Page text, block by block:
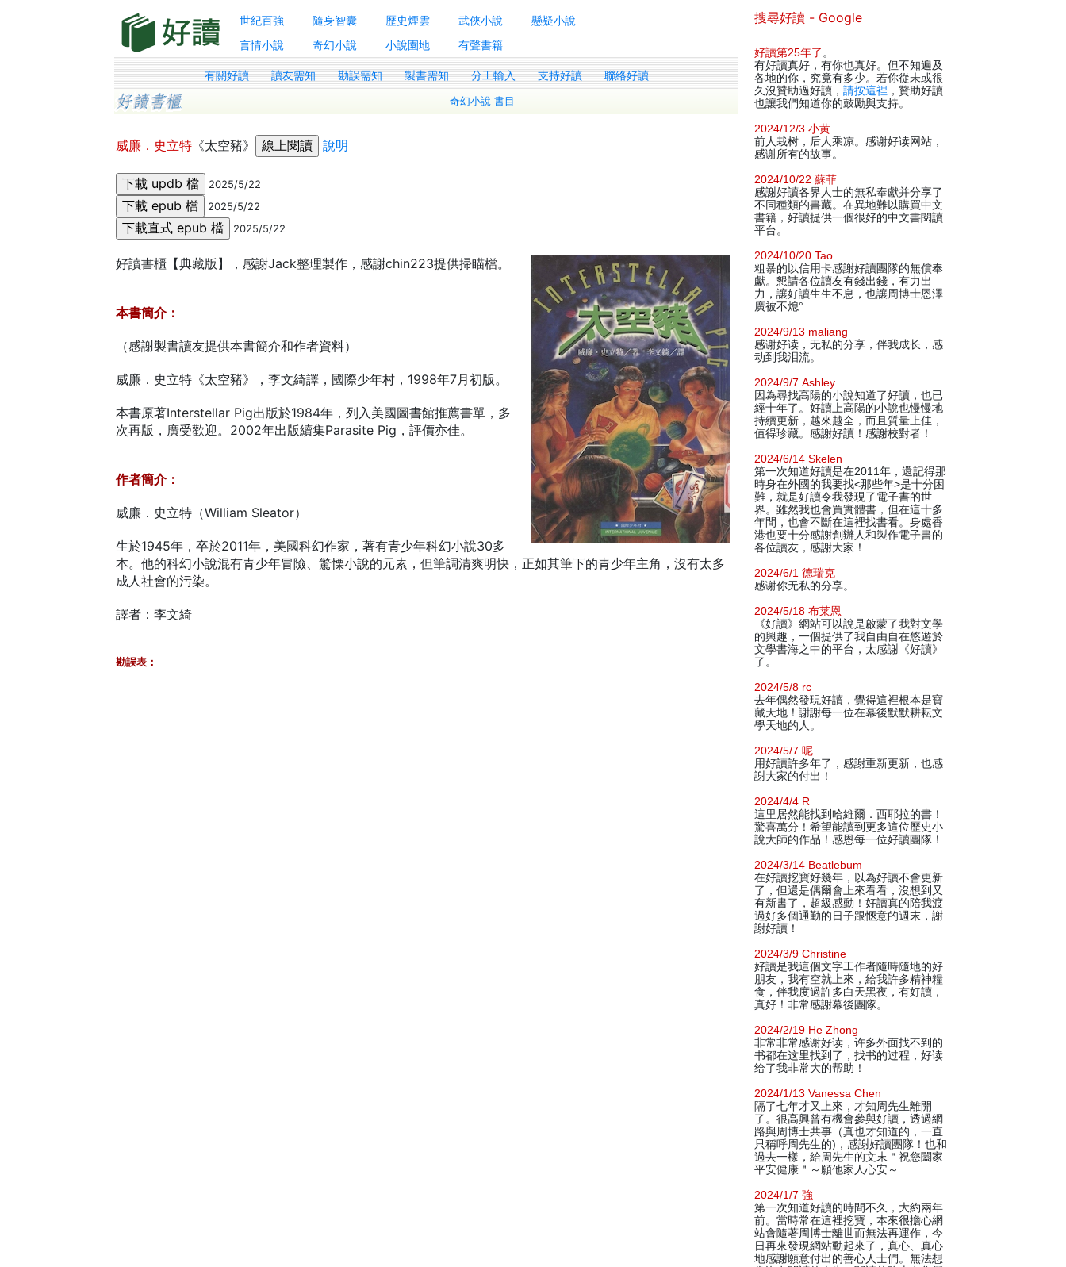
世紀百強 隨身智囊 歷史煙雲 武俠小說
懸疑小說
言情小說
奇幻小說 小說園地 有聲書籍
有關好讀 讀友需知 勘誤需知 製書需知 分工輸入 支持好讀 聯絡好讀
奇幻小說 書目
威廉．史立特 《太空豬》 說明
2025/5/22
2025/5/22
2025/5/22
好讀書櫃【典藏版】，感謝Jack整理製作，感謝chin223提供掃瞄檔。
本書簡介：
（感謝製書讀友提供本書簡介和作者資料）
威廉．史立特《太空豬》，李文綺譯，國際少年村，1998年7月初版。
本書原著Interstellar Pig出版於1984年，列入美國圖書館推薦書單，多
次再版，廣受歡迎。2002年出版續集Parasite Pig，評價亦佳。
作者簡介：
威廉．史立特（William Sleator）
生於1945年，卒於2011年，美國科幻作家，著有青少年科幻小說30多
本。他的科幻小說混有青少年冒險、驚慄小說的元素，但筆調清爽明快，正如其筆下的青少年主角，沒有太多
成人社會的污染。
譯者：李文綺
勘誤表：
搜尋好讀 - Google
好讀第25年了 。
有好讀真好，有你也真好。但不知遍及
各地的你，究竟有多少。若你從未或很
久沒贊助過好讀， 請按這裡 ，贊助好讀
也讓我們知道你的鼓勵與支持。
2024/12/3 小黄
前人栽树，后人乘凉。感谢好读网站，
感谢所有的故事。
2024/10/22 蘇菲
感謝好讀各界人士的無私奉獻并分享了
不同種類的書藏。在異地難以購買中文
書籍，好讀提供一個很好的中文書閱讀
平台。
2024/10/20 Tao
粗暴的以信用卡感謝好讀團隊的無償奉
獻。懇請各位讀友有錢出錢，有力出
力，讓好讀生生不息，也讓周博士恩澤
廣被不熄°
2024/9/13 maliang
感谢好读，无私的分享，伴我成长，感
动到我泪流。
2024/9/7 Ashley
因為尋找高陽的小說知道了好讀，也已
經十年了。好讀上高陽的小說也慢慢地
持續更新，越來越全，而且質量上佳，
值得珍藏。感謝好讀！感謝校對者！
2024/6/14 Skelen
第一次知道好讀是在2011年，還記得那
時身在外國的我要找<那些年>是十分困
難，就是好讀令我發現了電子書的世
界。雖然我也會買實體書，但在這十多
年間，也會不斷在這裡找書看。身處香
港也要十分感謝創辦人和製作電子書的
各位讀友，感謝大家！
2024/6/1 德瑞克
感谢你无私的分享。
2024/5/18 布莱恩
《好讀》網站可以說是啟蒙了我對文學
的興趣，一個提供了我自由自在悠遊於
文學書海之中的平台，太感謝《好讀》
了。
2024/5/8 rc
去年偶然發現好讀，覺得這裡根本是寶
藏天地！謝謝每一位在幕後默默耕耘文
學天地的人。
2024/5/7 呢
用好讀許多年了，感謝重新更新，也感
謝大家的付出！
2024/4/4 R
這里居然能找到哈維爾．西耶拉的書！
驚喜萬分！希望能讀到更多這位歷史小
說大師的作品！感恩每一位好讀團隊！
2024/3/14 Beatlebum
在好讀挖寶好幾年，以為好讀不會更新
了，但還是偶爾會上來看看，沒想到又
有新書了，超級感動！好讀真的陪我渡
過好多個通勤的日子跟愜意的週末，謝
謝好讀！
2024/3/9 Christine
好讀是我這個文字工作者隨時隨地的好
朋友，我有空就上來，給我許多精神糧
食，伴我度過許多白天黑夜，有好讀，
真好！非常感謝幕後團隊。
2024/2/19 He Zhong
非常非常感谢好读，许多外面找不到的
书都在这里找到了，找书的过程，好读
给了我非常大的帮助！
2024/1/13 Vanessa Chen
隔了七年才又上來，才知周先生離開
了。很高興曾有機會參與好讀，透過網
路與周博士共事（真也才知道的，一直
只稱呼周先生的)，感謝好讀團隊！也和
過去一樣，給周先生的文末＂祝您闔家
平安健康＂～願他家人心安～
2024/1/7 強
第一次知道好讀的時間不久，大約兩年
前。當時常在這裡挖寶，本來很擔心網
站會隨著周博士離世而無法再運作，今
日再來發現網站動起來了，真心、真心
地感謝願意付出的善心人士們。無法想